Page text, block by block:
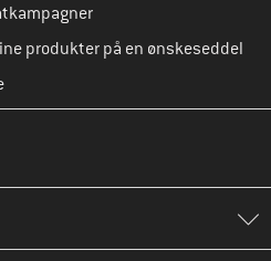
produkter på en ønskeseddel